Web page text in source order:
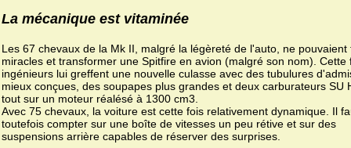
La mécanique est vitaminée
Les 67 chevaux de la Mk II, malgré la légèreté de l'auto, ne pouvaient
miracles et transformer une Spitfire en avion (malgré son nom). Cette
ingénieurs lui greffent une nouvelle culasse avec des tubulures
mieux conçues, des soupapes plus grandes et deux carburateurs SU
tout sur un moteur réalésé à 1300 cm3.
Avec 75 chevaux, la voiture est cette fois relativement dynamique. Il
toutefois compter sur une boîte de vitesses un peu rétive et sur des
suspensions arrière capables de réserver des surprises.